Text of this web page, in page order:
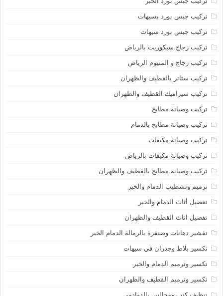
تركيب جبس بورد بسيهات
تركيب جبس بورد سيهات
تركيب زجاج سيكوريت بالرياض
تركيب زجاج و المنيوم الرياض
تركيب ستائر بالقطيف والظهران
تركيب سيراميك القطيف والظهران
تركيب وصيانة مطابخ
تركيب وصيانة مطابخ بالدمام
تركيب وصيانة مكيفات
تركيب وصيانة مكيفات بالرياض
تركيب وصيانه مطابخ بالقطيف والظهران
ترميم وتشطيب الدمام والخبر
تفصيل أثاث الدمام والخبر
تفصيل اثاث القطيف والظهران
تقشير دهانات وصنفرة بالرمالة الدمام الخبر
تكسير بلاط وجدران في سيهات
تكسير وترميم الدمام والخبر
تكسير وترميم القطيف والظهران